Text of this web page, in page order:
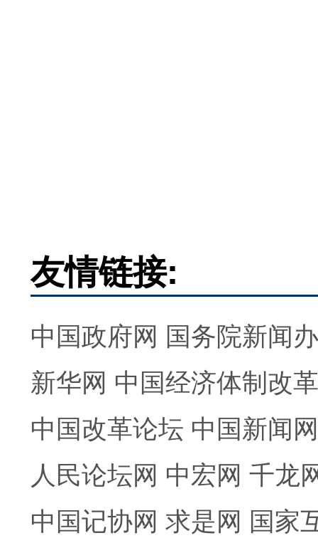
友情链接:
中国政府网 国务院新闻
新华网 中国经济体制改
中国改革论坛 中国新闻网
人民论坛网 中宏网 千龙
中国记协网 求是网 国家